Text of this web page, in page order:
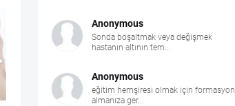
Anonymous
Sonda boşaltmak veya değişmek
hastanın altının tem...
Anonymous
eğitim hemşiresi olmak için formasyon
almanıza ger...